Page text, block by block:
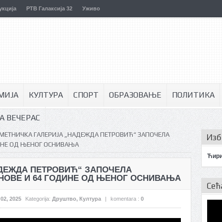
РТВ Галаксија 32 Уживо
КУЛТУРА СПОРТ ОБРАЗОВАЊЕ ПОЛИТИКА
ВЕЧЕРАС
ГАЛЕРИЈА „НАДЕЖДА ПЕТРОВИЋ“ ЗАПОЧЕЛА
ОД ЊЕНОГ ОСНИВАЊА
ПЕТРОВИЋ“ ЗАПОЧЕЛА
И 64 ГОДИНЕ ОД ЊЕНОГ ОСНИВАЊА
2025 Kategorija: Друштво, Култура | komentara : 0